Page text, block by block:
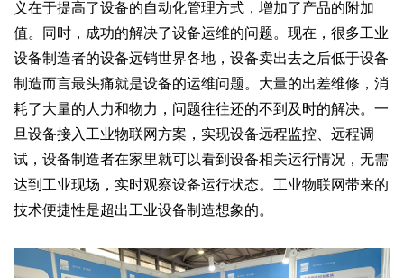
义在于提高了设备的自动化管理方式，增加了产品的附加
值。同时，成功的解决了设备运维的问题。现在，很多工业
设备制造者的设备远销世界各地，设备卖出去之后低于设备
制造而言最头痛就是设备的运维问题。大量的出差维修，消
耗了大量的人力和物力，问题往往还的不到及时的解决。一
旦设备接入工业物联网方案，实现设备远程监控、远程调
试，设备制造者在家里就可以看到设备相关运行情况，无需
达到工业现场，实时观察设备运行状态。工业物联网带来的
技术便捷性是超出工业设备制造想象的。